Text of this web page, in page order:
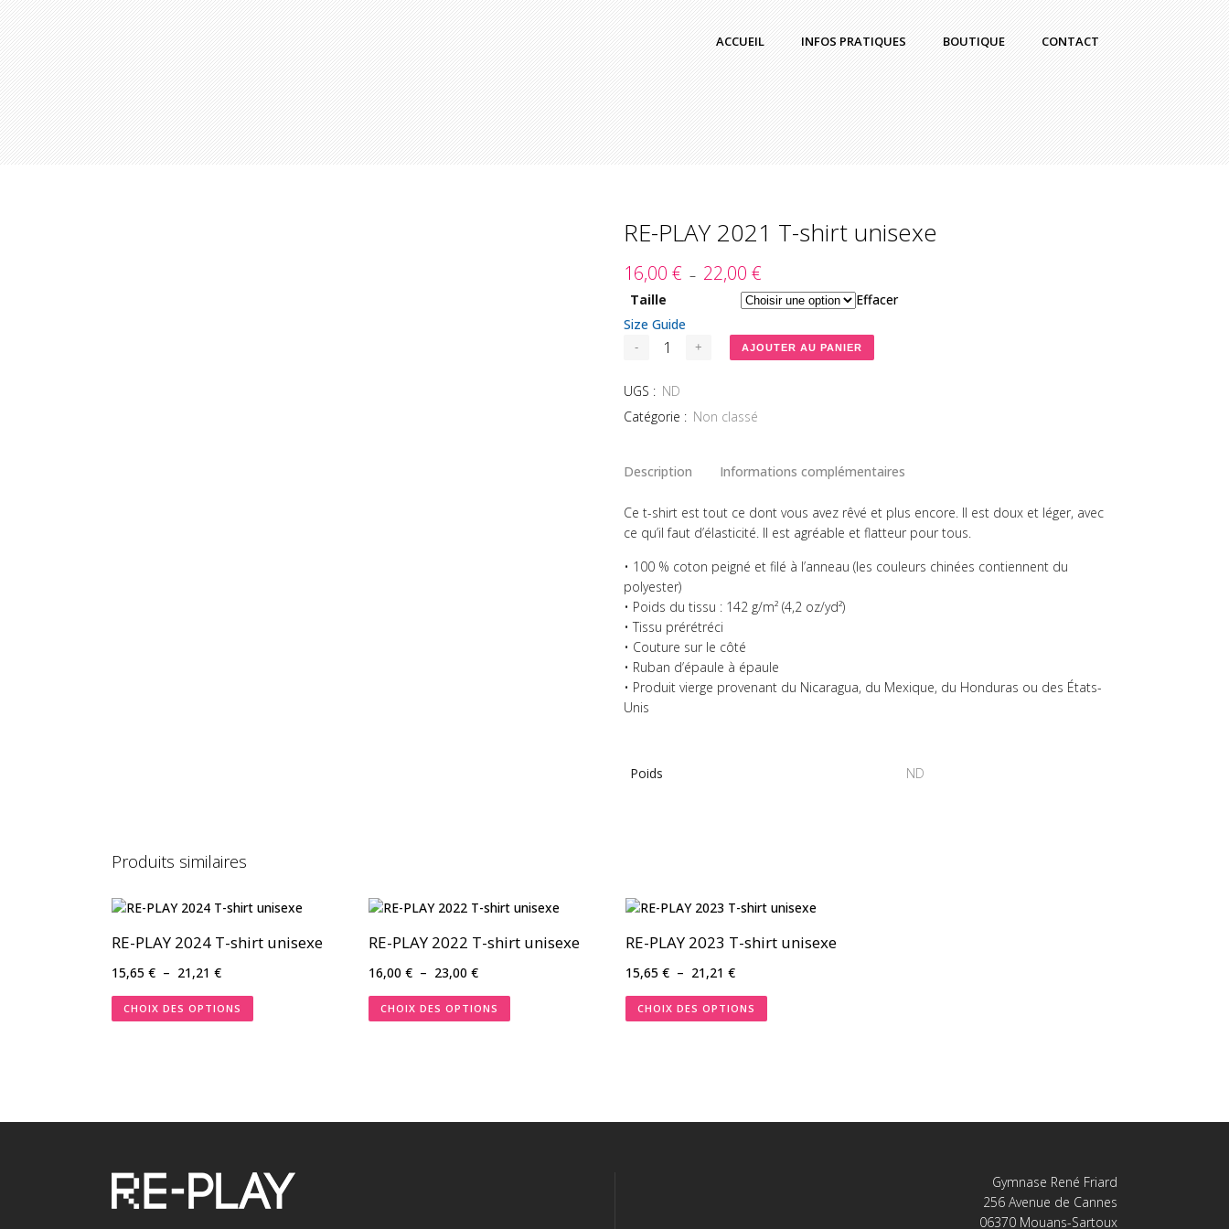
ACCUEIL INFOS PRATIQUES BOUTIQUE CONTACT
RE-PLAY 2021 T-shirt unisexe
16,00€ – 22,00€
de
prix :
16,00 €
à
Taille
Effacer
Size Guide
AJOUTER AU PANIER
UGS : ND
Catégorie : Non classé
Description Informations complémentaires
Ce t-shirt est tout ce dont vous avez rêvé et plus encore. Il est doux et léger, avec
ce qu’il faut d’élasticité. Il est agréable et flatteur pour tous.
• 100 % coton peigné et filé à l’anneau (les couleurs chinées contiennent du
polyester)
• Poids du tissu : 142 g/m² (4,2 oz/yd²)
• Tissu prérétréci
• Couture sur le côté
• Ruban d’épaule à épaule
• Produit vierge provenant du Nicaragua, du Mexique, du Honduras ou des États-
Unis
Poids ND
Produits similaires
RE-PLAY 2024 T-shirt unisexe
15,65 € – 21,21 €Plage
de
prix :
CHOIX DES OPTIONS
RE-PLAY 2022 T-shirt unisexe
16,00€ – 23,00€Plage
de
prix :
CHOIX DES OPTIONS
RE-PLAY 2023 T-shirt unisexe
15,65€ – 21,21€Plage
de
prix :
CHOIX DES OPTIONS
Gymnase René Friard
256 Avenue de Cannes
06370 Mouans-Sartoux